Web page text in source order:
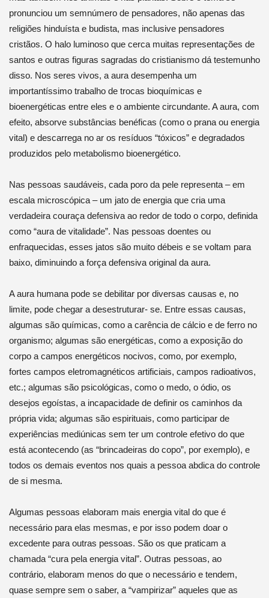
pronunciou um semnúmero de pensadores, não apenas das
religiões hinduísta e budista, mas inclusive pensadores
cristãos. O halo luminoso que cerca muitas representações de
santos e outras figuras sagradas do cristianismo dá testemunho
disso. Nos seres vivos, a aura desempenha um
importantíssimo trabalho de trocas bioquímicas e
bioenergéticas entre eles e o ambiente circundante. A aura, com
efeito, absorve substâncias benéficas (como o prana ou energia
vital) e descarrega no ar os resíduos “tóxicos” e degradados
produzidos pelo metabolismo bioenergético.
Nas pessoas saudáveis, cada poro da pele representa – em
escala microscópica – um jato de energia que cria uma
verdadeira couraça defensiva ao redor de todo o corpo, definida
como “aura de vitalidade”. Nas pessoas doentes ou
enfraquecidas, esses jatos são muito débeis e se voltam para
baixo, diminuindo a força defensiva original da aura.
A aura humana pode se debilitar por diversas causas e, no
limite, pode chegar a desestruturar- se. Entre essas causas,
algumas são químicas, como a carência de cálcio e de ferro no
organismo; algumas são energéticas, como a exposição do
corpo a campos energéticos nocivos, como, por exemplo,
fortes campos eletromagnéticos artificiais, campos radioativos,
etc.; algumas são psicológicas, como o medo, o ódio, os
desejos egoístas, a incapacidade de definir os caminhos da
própria vida; algumas são espirituais, como participar de
experiências mediúnicas sem ter um controle efetivo do que
está acontecendo (as “brincadeiras do copo”, por exemplo), e
todos os demais eventos nos quais a pessoa abdica do controle
de si mesma.
Algumas pessoas elaboram mais energia vital do que é
necessário para elas mesmas, e por isso podem doar o
excedente para outras pessoas. São os que praticam a
chamada “cura pela energia vital”. Outras pessoas, ao
contrário, elaboram menos do que o necessário e tendem,
quase sempre sem o saber, a “vampirizar” aqueles que as